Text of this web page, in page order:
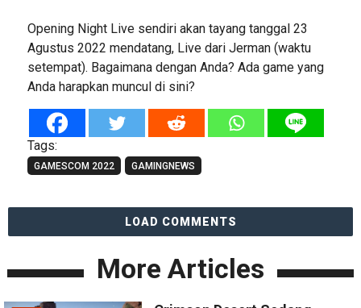
Opening Night Live sendiri akan tayang tanggal 23
Agustus 2022 mendatang, Live dari Jerman (waktu
setempat). Bagaimana dengan Anda? Ada game yang
Anda harapkan muncul di sini?
Tags:
GAMESCOM 2022 GAMINGNEWS
LOAD COMMENTS
More Articles